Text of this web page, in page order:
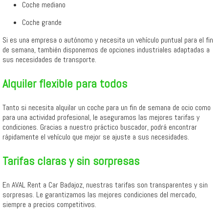
Coche mediano
Coche grande
Si es una empresa o autónomo y necesita un vehículo puntual para el fin
de semana, también disponemos de opciones industriales adaptadas a
sus necesidades de transporte.
Alquiler flexible para todos
Tanto si necesita alquilar un coche para un fin de semana de ocio como
para una actividad profesional, le aseguramos las mejores tarifas y
condiciones. Gracias a nuestro práctico buscador, podrá encontrar
rápidamente el vehículo que mejor se ajuste a sus necesidades.
Tarifas claras y sin sorpresas
En AVAL Rent a Car Badajoz, nuestras tarifas son transparentes y sin
sorpresas. Le garantizamos las mejores condiciones del mercado,
siempre a precios competitivos.